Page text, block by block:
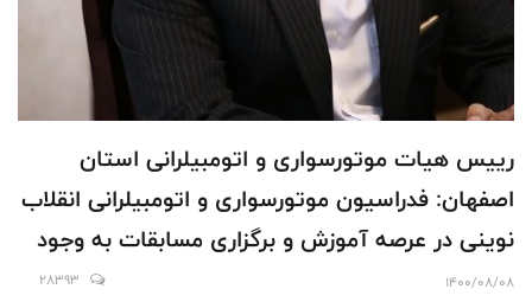
رییس هیات موتورسواری و اتومبیلرانی استان
اصفهان: فدراسیون موتورسواری و اتومبیلرانی انقلاب
نوینی در عرصه آموزش و برگزاری مسابقات به وجود
آورده است
1400/08/08
28393